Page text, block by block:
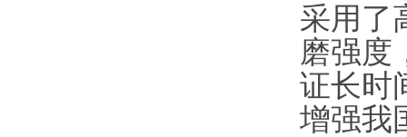
采用了
磨强度
证长时
增强我